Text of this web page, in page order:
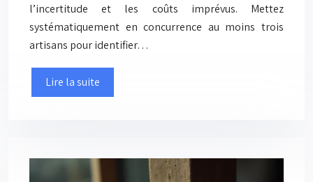
l’incertitude et les coûts imprévus. Mettez
systématiquement en concurrence au moins trois
artisans pour identifier…
Lire la suite